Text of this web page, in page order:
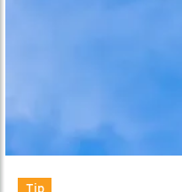
Tip